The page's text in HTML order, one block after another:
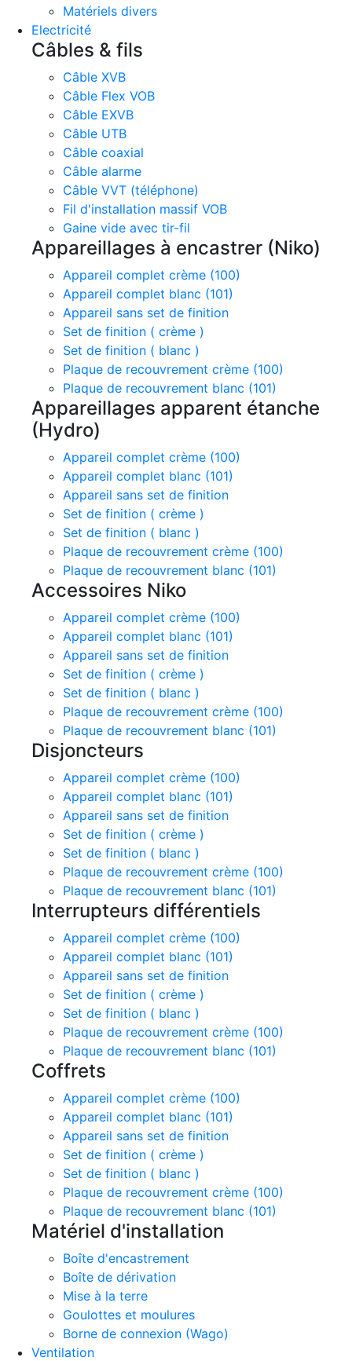
Matériels divers
Electricité
Câbles & fils
Câble XVB
Câble Flex VOB
Câble EXVB
Câble UTB
Câble coaxial
Câble alarme
Câble VVT (téléphone)
Fil d'installation massif VOB
Gaine vide avec tir-fil
Appareillages à encastrer (Niko)
Appareil complet crème (100)
Appareil complet blanc (101)
Appareil sans set de finition
Set de finition ( crème )
Set de finition ( blanc )
Plaque de recouvrement crème (100)
Plaque de recouvrement blanc (101)
Appareillages apparent étanche
(Hydro)
Appareil complet crème (100)
Appareil complet blanc (101)
Appareil sans set de finition
Set de finition ( crème )
Set de finition ( blanc )
Plaque de recouvrement crème (100)
Plaque de recouvrement blanc (101)
Accessoires Niko
Appareil complet crème (100)
Appareil complet blanc (101)
Appareil sans set de finition
Set de finition ( crème )
Set de finition ( blanc )
Plaque de recouvrement crème (100)
Plaque de recouvrement blanc (101)
Disjoncteurs
Appareil complet crème (100)
Appareil complet blanc (101)
Appareil sans set de finition
Set de finition ( crème )
Set de finition ( blanc )
Plaque de recouvrement crème (100)
Plaque de recouvrement blanc (101)
Interrupteurs différentiels
Appareil complet crème (100)
Appareil complet blanc (101)
Appareil sans set de finition
Set de finition ( crème )
Set de finition ( blanc )
Plaque de recouvrement crème (100)
Plaque de recouvrement blanc (101)
Coffrets
Appareil complet crème (100)
Appareil complet blanc (101)
Appareil sans set de finition
Set de finition ( crème )
Set de finition ( blanc )
Plaque de recouvrement crème (100)
Plaque de recouvrement blanc (101)
Matériel d'installation
Boîte d'encastrement
Boîte de dérivation
Mise à la terre
Goulottes et moulures
Borne de connexion (Wago)
Ventilation